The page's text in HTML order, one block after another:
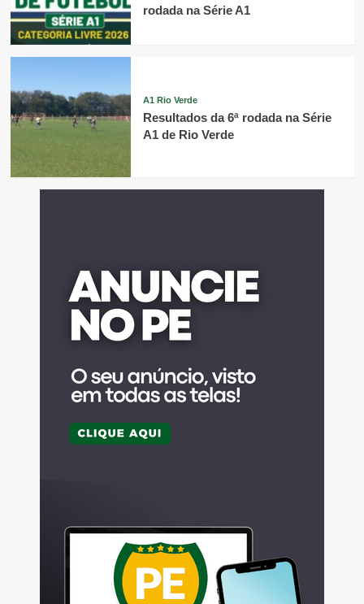
rodada na Série A1
A1 Rio Verde
Resultados da 6ª rodada na Série
A1 de Rio Verde